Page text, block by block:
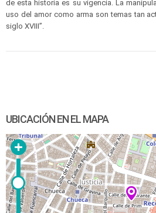
de esta historia es su vigencia. La
uso del amor como arma son temas tan
siglo XVIII”.
UBICACIÓN EN EL MAPA